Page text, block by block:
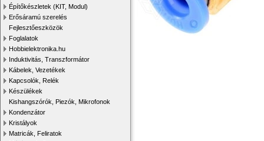
Építőkészletek (KIT, Modul)
Erősáramú szerelés
Fejlesztőeszközök
Foglalatok
Hobbielektronika.hu
Induktivitás, Transzformátor
Kábelek, Vezetékek
Kapcsolók, Relék
Készülékek
Kishangszórók, Piezók, Mikrofonok
Kondenzátor
Kristályok
Matricák, Feliratok